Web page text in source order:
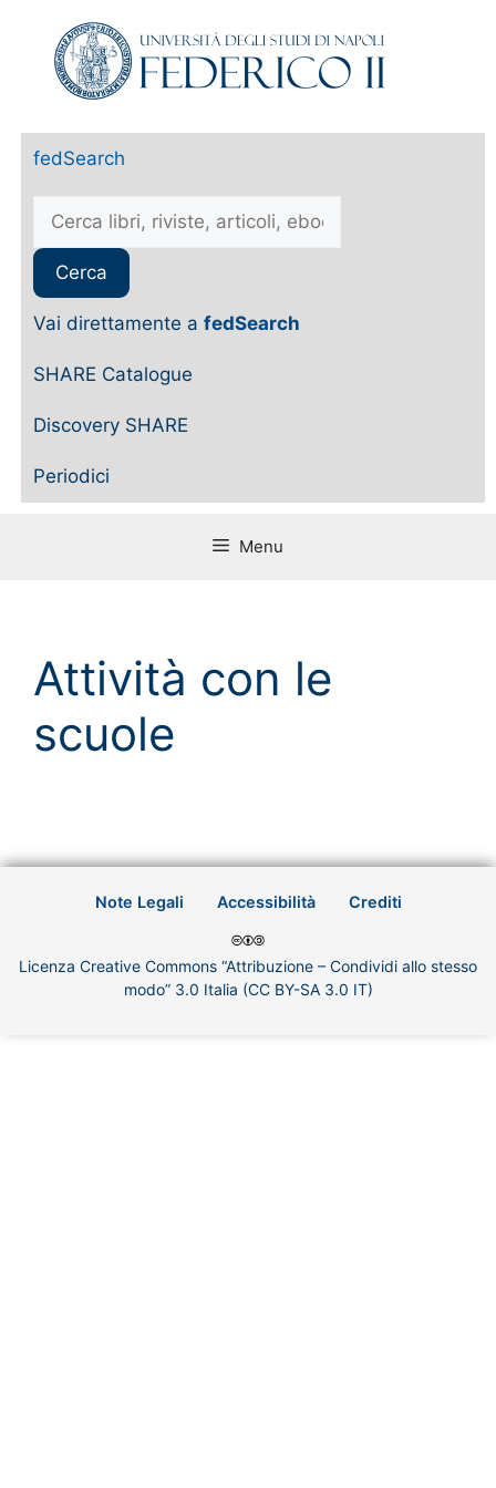
fedSearch
Vai direttamente a fedSearch
SHARE Catalogue
Discovery SHARE
Periodici
Menu
Attività con le
scuole
Note Legali Accessibilità Crediti
Licenza Creative Commons “Attribuzione – Condividi allo stesso
modo” 3.0 Italia (CC BY-SA 3.0 IT)